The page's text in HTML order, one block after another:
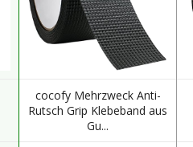
cocofy Mehrzweck Anti-
Rutsch Grip Klebeband aus
Gu...